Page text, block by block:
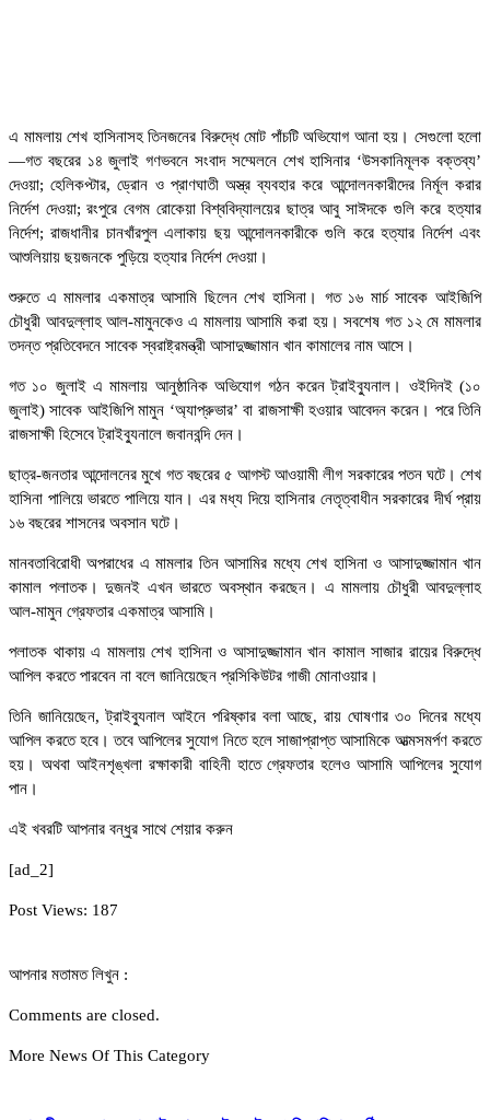
এ মামলায় শেখ হাসিনাসহ তিনজনের বিরুদ্ধে মোট পাঁচটি অভিযোগ আনা হয়। সেগুলো হলো
—গত বছরের ১৪ জুলাই গণভবনে সংবাদ সম্মেলনে শেখ হাসিনার ‘উসকানিমূলক বক্তব্য’
দেওয়া; হেলিকপ্টার, ড্রোন ও প্রাণঘাতী অস্ত্র ব্যবহার করে আন্দোলনকারীদের নির্মূল করার
নির্দেশ দেওয়া; রংপুরে বেগম রোকেয়া বিশ্ববিদ্যালয়ের ছাত্র আবু সাঈদকে গুলি করে হত্যার
নির্দেশ; রাজধানীর চানখাঁরপুল এলাকায় ছয় আন্দোলনকারীকে গুলি করে হত্যার নির্দেশ এবং
আশুলিয়ায় ছয়জনকে পুড়িয়ে হত্যার নির্দেশ দেওয়া।
শুরুতে এ মামলার একমাত্র আসামি ছিলেন শেখ হাসিনা। গত ১৬ মার্চ সাবেক আইজিপি
চৌধুরী আবদুল্লাহ আল-মামুনকেও এ মামলায় আসামি করা হয়। সবশেষ গত ১২ মে মামলার
তদন্ত প্রতিবেদনে সাবেক স্বরাষ্ট্রমন্ত্রী আসাদুজ্জামান খান কামালের নাম আসে।
গত ১০ জুলাই এ মামলায় আনুষ্ঠানিক অভিযোগ গঠন করেন ট্রাইব্যুনাল। ওইদিনই (১০
জুলাই) সাবেক আইজিপি মামুন ‘অ্যাপ্রুভার’ বা রাজসাক্ষী হওয়ার আবেদন করেন। পরে তিনি
রাজসাক্ষী হিসেবে ট্রাইব্যুনালে জবানবন্দি দেন।
ছাত্র-জনতার আন্দোলনের মুখে গত বছরের ৫ আগস্ট আওয়ামী লীগ সরকারের পতন ঘটে। শেখ
হাসিনা পালিয়ে ভারতে পালিয়ে যান। এর মধ্য দিয়ে হাসিনার নেতৃত্বাধীন সরকারের দীর্ঘ প্রায়
১৬ বছরের শাসনের অবসান ঘটে।
মানবতাবিরোধী অপরাধের এ মামলার তিন আসামির মধ্যে শেখ হাসিনা ও আসাদুজ্জামান খান
কামাল পলাতক। দুজনই এখন ভারতে অবস্থান করছেন। এ মামলায় চৌধুরী আবদুল্লাহ
আল-মামুন গ্রেফতার একমাত্র আসামি।
পলাতক থাকায় এ মামলায় শেখ হাসিনা ও আসাদুজ্জামান খান কামাল সাজার রায়ের বিরুদ্ধে
আপিল করতে পারবেন না বলে জানিয়েছেন প্রসিকিউটর গাজী মোনাওয়ার।
তিনি জানিয়েছেন, ট্রাইব্যুনাল আইনে পরিষ্কার বলা আছে, রায় ঘোষণার ৩০ দিনের মধ্যে
আপিল করতে হবে। তবে আপিলের সুযোগ নিতে হলে সাজাপ্রাপ্ত আসামিকে আত্মসমর্পণ করতে
হয়। অথবা আইনশৃঙ্খলা রক্ষাকারী বাহিনী হাতে গ্রেফতার হলেও আসামি আপিলের সুযোগ
পান।
এই খবরটি আপনার বন্ধুর সাথে শেয়ার করুন
[ad_2]
Post Views: 187
আপনার মতামত লিখুন :
Comments are closed.
More News Of This Category